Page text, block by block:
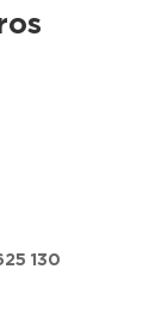
130